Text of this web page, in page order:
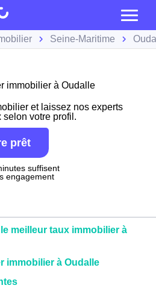
Seine-Maritime
immobilier à Oudalle
et laissez nos experts
selon votre profil.
prêt
suffisent
engagement
meilleur taux immobilier à
immobilier à Oudalle